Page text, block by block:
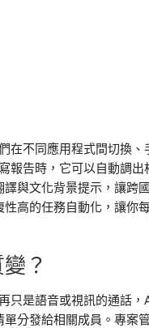
在不同應用程式間切換
報告時，它可以自動調
與文化背景提示，讓跨
高的任務自動化，讓你
？
只是語音或視訊的通話
分發給相關成員。專案